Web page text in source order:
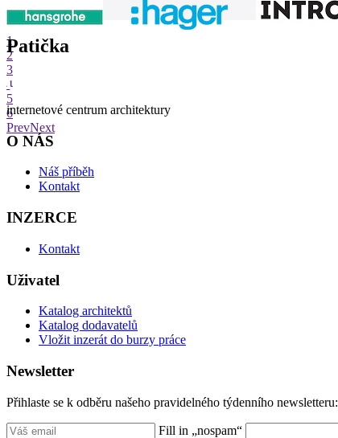
1
2
3
4
5
6
PrevNext
Patička
internetové centrum architektury
O NÁS
Náš příběh
Kontakt
INZERCE
Kontakt
Uživatel
Katalog architektů
Katalog dodavatelů
Vložit inzerát do burzy práce
Newsletter
Přihlaste se k odběru našeho pravidelného týdenního newsletteru:
Fill in „nospam“